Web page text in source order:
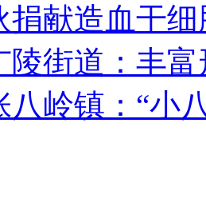
捐献造血干
陵街道：丰
八岭镇：“小